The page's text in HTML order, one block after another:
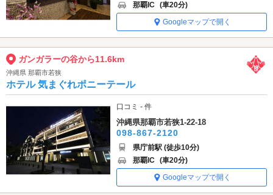
那覇IC (車20分)
Googleマップで開く
ガンガラーの谷から11.6km
沖縄県 那覇市若狭
ホテル 気まぐれポニーテール
口コミ - 件
沖縄県那覇市若狭1-22-18
098-867-2120
県庁前駅 (徒歩10分)
那覇IC (車20分)
Googleマップで開く